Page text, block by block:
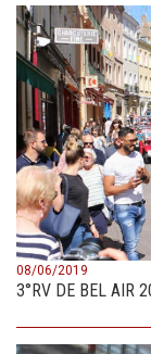
08/06/2019
3°RV DE BEL AIR